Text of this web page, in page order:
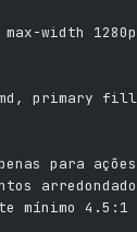
width
primary
para
mínimo 4.5:1